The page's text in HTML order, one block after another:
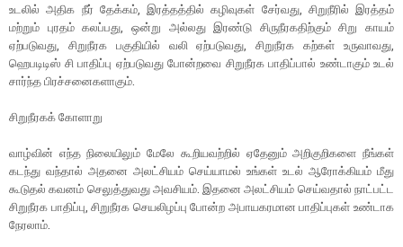
உடலில் அதிக நீர் தேக்கம், இரத்தத்தில் கழிவுகள் சேர்வது, சிறுநீரில் இரத்தம்
மற்றும் புரதம் கலப்பது, ஒன்று அல்லது இரண்டு சிருநீரகதிற்கும் சிறு காயம்
ஏற்படுவது, சிறுநீரக பகுதியில் வலி ஏற்படுவது, சிறுநீரக கற்கள் உருவாவது,
ஹெபடிடிஸ் சி பாதிப்பு ஏற்படுவது போன்றவை சிறுநீரக பாதிப்பால் உண்டாகும் உடல்
சார்ந்த பிரச்சனைகளாகும்.
சிறுநீரகக் கோளாறு
வாழ்வின் எந்த நிலையிலும் மேலே கூறியவற்றில் ஏதேனும் அறிகுறிகளை நீங்கள்
கடந்து வந்தால் அதனை அலட்சியம் செய்யாமல் உங்கள் உடல் ஆரோக்கியம் மீது
கூடுதல் கவனம் செலுத்துவது அவசியம். இதனை அலட்சியம் செய்வதால் நாட்பட்ட
சிறுநீரக பாதிப்பு, சிறுநீரக செயலிழப்பு போன்ற அபாயகரமான பாதிப்புகள் உண்டாக
நேரலாம்.